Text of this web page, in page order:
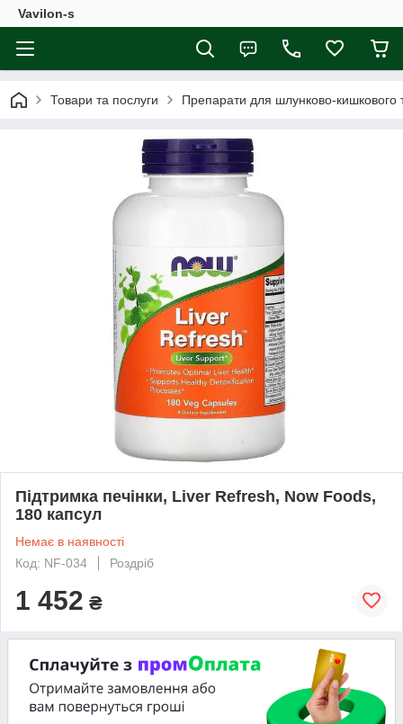
Vavilon-s
Товари та послуги Препарати для шлунково-кишкового
Підтримка печінки, Liver Refresh, Now Foods,
180 капсул
Немає в наявності
Код: NF-034
Роздріб
1 452 ₴